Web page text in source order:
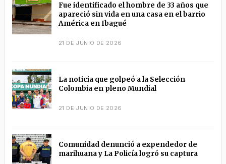
Fue identificado el hombre de 33 años que
apareció sin vida en una casa en el barrio
América en Ibagué
21 DE JUNIO DE 2026
La noticia que golpeó a la Selección
Colombia en pleno Mundial
21 DE JUNIO DE 2026
Comunidad denunció a expendedor de
marihuana y La Policía logró su captura